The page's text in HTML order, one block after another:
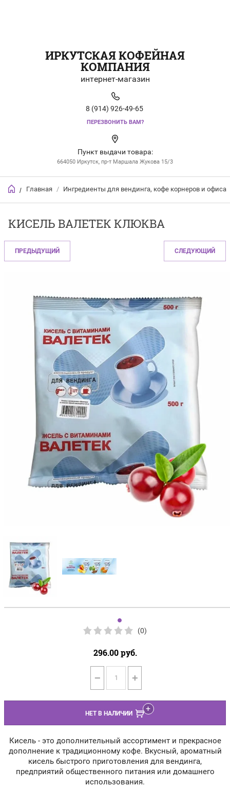
ИРКУТСКАЯ КОФЕЙНАЯ
КОМПАНИЯ
интернет-магазин
8 (914) 926-49-65
ПЕРЕЗВОНИТЬ ВАМ?
Пункт выдачи товара:
664050 Иркутск, пр-т Маршала Жукова 15/3
/ Главная / Ингредиенты для вендинга, кофе корнеров и офиса
КИСЕЛЬ ВАЛЕТЕК КЛЮКВА
ПРЕДЫДУЩИЙ СЛЕДУЮЩИЙ
(0)
296.00руб.
− +
НЕТ В НАЛИЧИИ
Кисель - это дополнительный ассортимент и прекрасное
дополнение к традиционному кофе. Вкусный, ароматный
кисель быстрого приготовления для вендинга,
предприятий общественного питания или домашнего
использования.